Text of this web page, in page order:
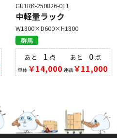
GU1RK-250826-011
中軽量ラック
W1800×D600×H1800
群馬
あと 1 点
単体 ￥14,000
あと 0点
連結￥11,000